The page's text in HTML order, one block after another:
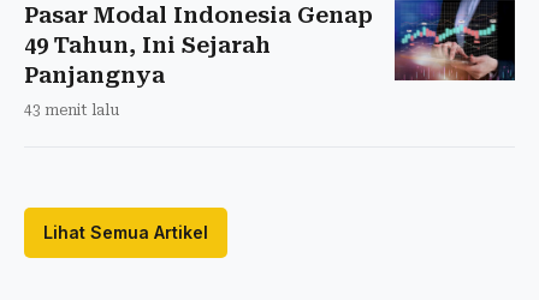
Pasar Modal Indonesia Genap
49 Tahun, Ini Sejarah
Panjangnya
43 menit lalu
Lihat Semua Artikel